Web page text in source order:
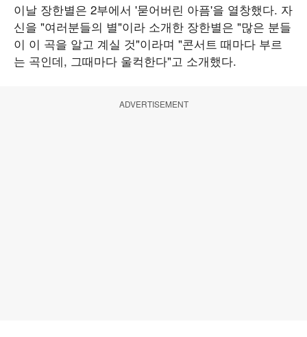
이날 장한별은 2부에서 '묻어버린 아픔'을 열창했다. 자
신을 "여러분들의 별"이라 소개한 장한별은 "많은 분들
이 이 곡을 알고 계실 것"이라며 "콘서트 때마다 부르
는 곡인데, 그때마다 울컥한다"고 소개했다.
ADVERTISEMENT